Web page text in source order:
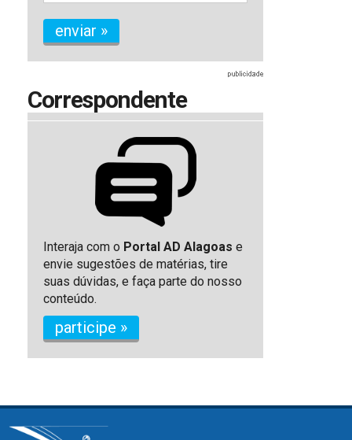
enviar »
Correspondente
Interaja com o Portal AD Alagoas e
envie sugestões de matérias, tire
suas dúvidas, e faça parte do nosso
conteúdo.
participe »